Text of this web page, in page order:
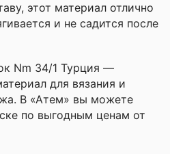
этот материал отлично
и не садится после
Nm 34/1 Турция —
для вязания и
В «Атем» вы можете
по выгодным ценам от